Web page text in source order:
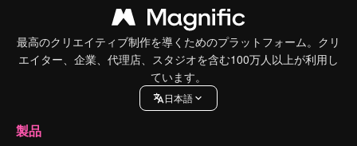
最高のクリエイティブ制作を導くためのプラットフォーム。クリ
エイター、企業、代理店、スタジオを含む100万人以上が利用し
ています。
日本語
製品